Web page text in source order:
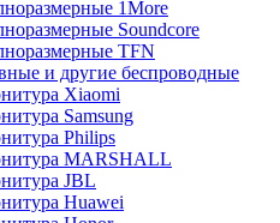
1More
Soundcore
TFN
и другие беспроводные
Xiaomi
Samsung
Philips
MARSHALL
JBL
Huawei